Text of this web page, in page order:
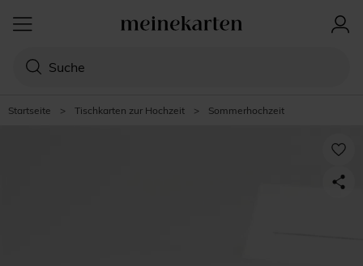
Startseite > Tischkarten zur Hochzeit > Sommerhochzeit